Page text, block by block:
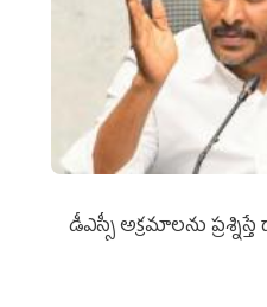
డీఎస్సీ అక్రమాలను